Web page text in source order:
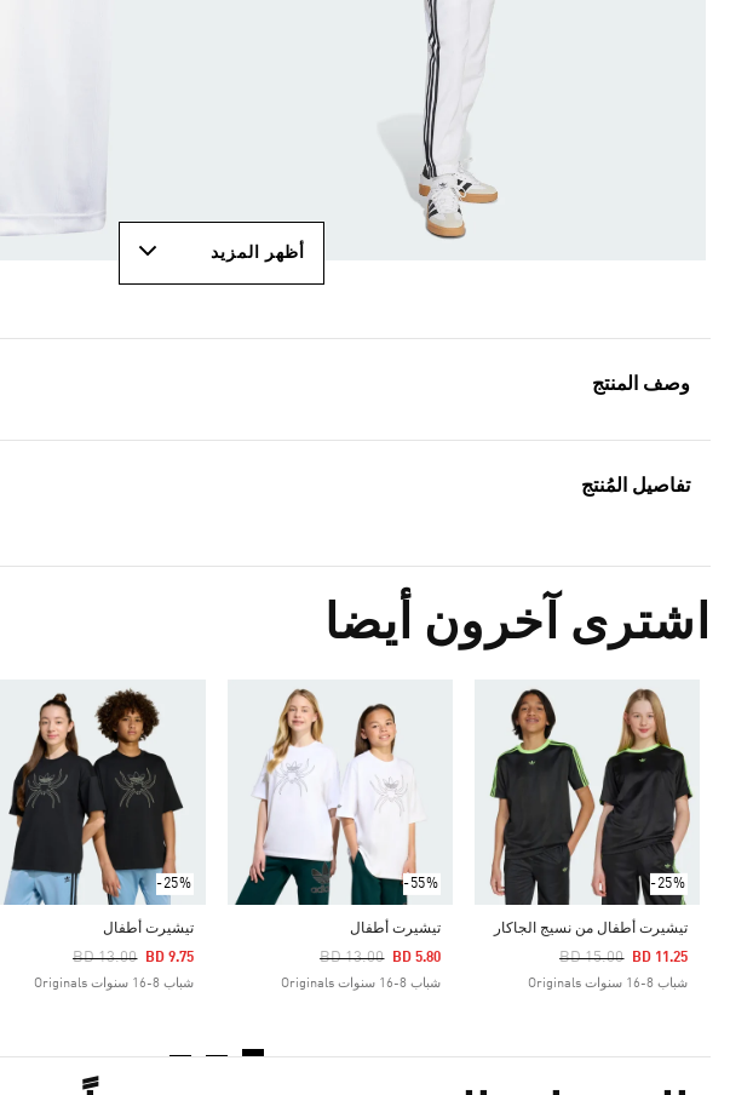
أظهر المزيد
وصف المنتج
تفاصيل المُنتج
اشترى آخرون أيضا
-25%
تيشيرت أطفال من نسيج الجاكار
Price Reduced From
BD 15.00
To BD 11.25
شباب 8-16 سنوات Originals
-55%
تيشيرت أطفال
Price Reduced From
BD 13.00
To BD 5.80
شباب 8-16 سنوات Originals
-25%
تيشيرت أطفال
Price Reduced From
BD 13.00
To BD 9.75
شباب 8-16 سنوات Originals